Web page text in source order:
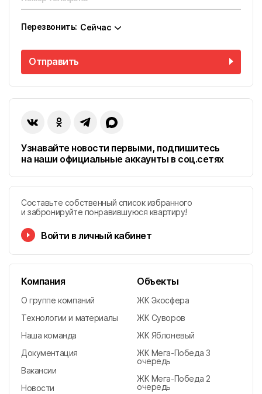
Перезвонить: Сейчас
Отправить
Узнавайте новости первыми, подпишитесь
на наши официальные аккаунты в соц.сетях
Составьте собственный список избранного
и забронируйте понравившуюся квартиру!
Войти в личный кабинет
Компания
О группе компаний
Технологии и материалы
Наша команда
Документация
Вакансии
Новости
Объекты
ЖК Экосфера
ЖК Суворов
ЖК Яблоневый
ЖК Мега-Победа 3
очередь
ЖК Мега-Победа 2
очередь